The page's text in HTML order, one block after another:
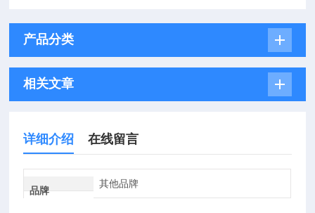
产品分类
相关文章
详细介绍 在线留言
品牌
其他品牌